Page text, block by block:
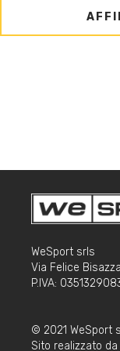
WeSport srls
Via Felice
P.IVA:
© 2021 WeSport
Sito realizzato da